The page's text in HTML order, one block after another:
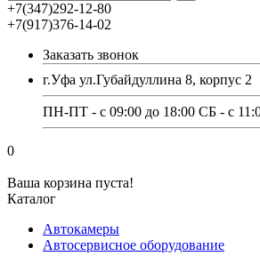
+7(347)292-12-80
+7(917)376-14-02
Заказать звонок
г.Уфа ул.Губайдуллина 8, корпус 2
ПН-ПТ - с 09:00 до 18:00 СБ - с
0
Ваша корзина пуста!
Каталог
Автокамеры
Автосервисное оборудование